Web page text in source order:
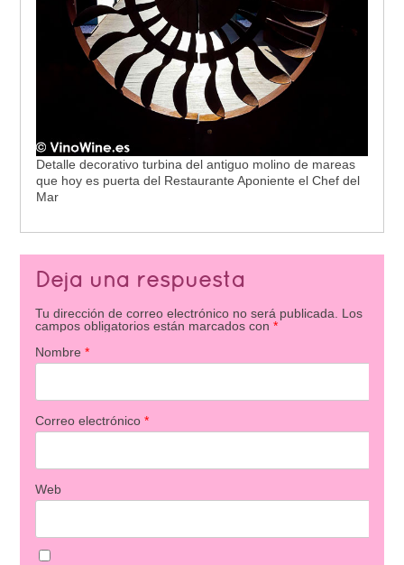
Detalle decorativo turbina del antiguo molino de mareas
que hoy es puerta del Restaurante Aponiente el Chef del
Mar
Deja una respuesta
Tu dirección de correo electrónico no será publicada. Los
campos obligatorios están marcados con *
Nombre *
Correo electrónico *
Web